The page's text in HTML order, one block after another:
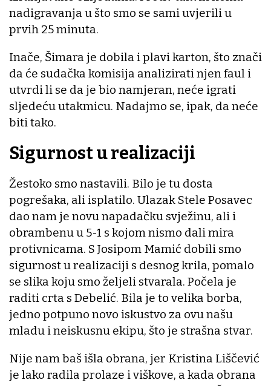
nadigravanja u što smo se sami uvjerili u
prvih 25 minuta.
Inače, Šimara je dobila i plavi karton, što znači
da će sudačka komisija analizirati njen faul i
utvrdi li se da je bio namjeran, neće igrati
sljedeću utakmicu. Nadajmo se, ipak, da neće
biti tako.
Sigurnost u realizaciji
Žestoko smo nastavili. Bilo je tu dosta
pogrešaka, ali isplatilo. Ulazak Stele Posavec
dao nam je novu napadačku svježinu, ali i
obrambenu u 5-1 s kojom nismo dali mira
protivnicama. S Josipom Mamić dobili smo
sigurnost u realizaciji s desnog krila, pomalo
se slika koju smo željeli stvarala. Počela je
raditi crta s Debelić. Bila je to velika borba,
jedno potpuno novo iskustvo za ovu našu
mladu i neiskusnu ekipu, što je strašna stvar.
Nije nam baš išla obrana, jer Kristina Liščević
je lako radila prolaze i viškove, a kada obrana